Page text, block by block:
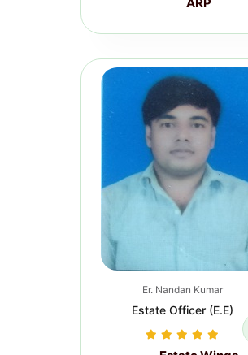
Induction Course for
Appointed Junior
Campus Training) P&D, Govt.
Read more...
ARP
Er. Nandan Kumar
Estate Officer (E.E)